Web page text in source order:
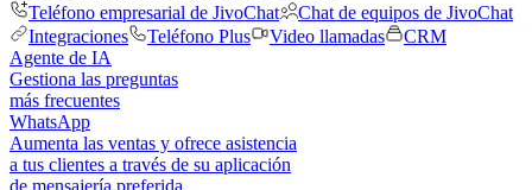
Teléfono empresarial de JivoChat
Chat de equipos de JivoChat
Integraciones
Teléfono Plus Video llamadas
CRM
Agente de IA
Gestiona las preguntas
más frecuentes
WhatsApp
Aumenta las ventas y ofrece asistencia
a tus clientes a través de su aplicación
de mensajería preferida